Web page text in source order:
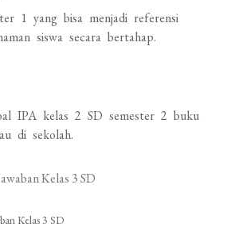
1 yang bisa menjadi referensi
siswa secara bertahap.
IPA kelas 2 SD semester 2 buku
di sekolah.
Kelas 3 SD